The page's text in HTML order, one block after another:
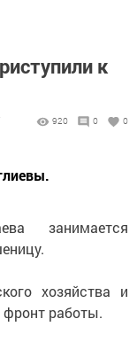
к
920 0 0
занимается
хозяйства и
фронт работы.